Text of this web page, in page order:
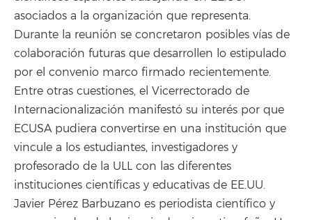
asociados a la organización que representa.
Durante la reunión se concretaron posibles vías de
colaboración futuras que desarrollen lo estipulado
por el convenio marco firmado recientemente.
Entre otras cuestiones, el Vicerrectorado de
Internacionalización manifestó su interés por que
ECUSA pudiera convertirse en una institución que
vincule a los estudiantes, investigadores y
profesorado de la ULL con las diferentes
instituciones científicas y educativas de EE.UU.
Javier Pérez Barbuzano es periodista científico y